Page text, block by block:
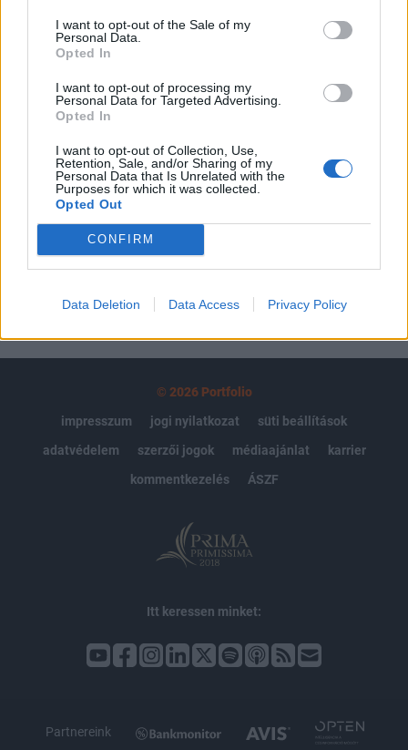
I want to opt-out of the Sale of my
Personal Data.
Opted In
I want to opt-out of processing my
Personal Data for Targeted Advertising.
Opted In
I want to opt-out of Collection, Use,
Retention, Sale, and/or Sharing of my
Personal Data that Is Unrelated with the
Purposes for which it was collected.
Opted Out
CONFIRM
Data Deletion Data Access Privacy Policy
regisztrációhoz kötött.
Portfolio.hu teljes cikkarchívum
Kötéslisták: BÉT elmúlt 2 év napon belüli
Előfizetés
MÁR ELŐFIZETŐNK VAGY?
© 2026 Portfolio
impresszum
jogi nyilatkozat
süti beállítások
adatvédelem
szerzői jogok médiaajánlat
karrier
kommentkezelés
ÁSZF
Itt keressen minket:
Partnereink